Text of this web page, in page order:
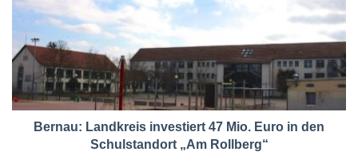
Bernau: Landkreis investiert 47 Mio. Euro in den
Schulstandort „Am Rollberg“